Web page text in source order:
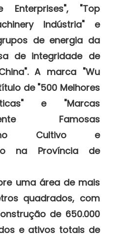
Enterprises", "Top
Indústria" e
de energia da
de integridade de
A marca "Wu
de "500 Melhores
e "Marcas
Famosas
no Cultivo e
na Província de
quadrados, com
de 650.000
e ativos totais de